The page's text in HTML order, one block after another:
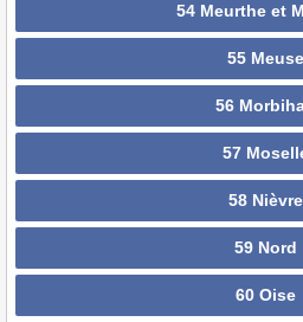
54 Meurthe et
55 Meuse
56
57
58 Nièvre
59 Nord
60 Oise